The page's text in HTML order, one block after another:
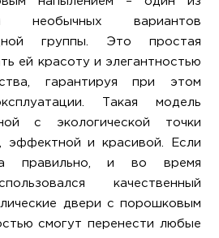
необычных вариантов
группы. Это простая
ей красоту и элегантностью
гарантируя при этом
Такая модель
с экологической точки
эффектной и красивой. Если
правильно, и во время
качественный
двери с порошковым
смогут перенести любые